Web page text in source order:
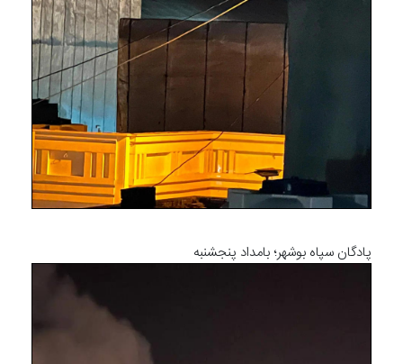
پادگان سپاه بوشهر؛ بامداد پنجشنبه